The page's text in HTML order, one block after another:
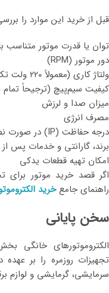
قبل از خرید این موارد را
توان یا قدرت موتور متناسب
دور موتور (RPM)
ولتاژ کاری (معمولاً ۲۲۰ ولت تک‌فاز)
کیفیت سیم‌پیچ (ترجیحاً
میزان صدا و لرزش
مصرف انرژی
درجه حفاظت (IP) در صورت نصب در محیط‌های مرطوب یا پرگردوغبار
برند، گارانتی و خدمات پس
امکان تهیه قطعات یدکی
اگر قصد خرید موتور برای
راهنمای جامعخرید
سخن پایانی
الکتروموتورهای خانگی
تجهیزات روزمره را بر
سرمایشی، گرمایشی و لوازم